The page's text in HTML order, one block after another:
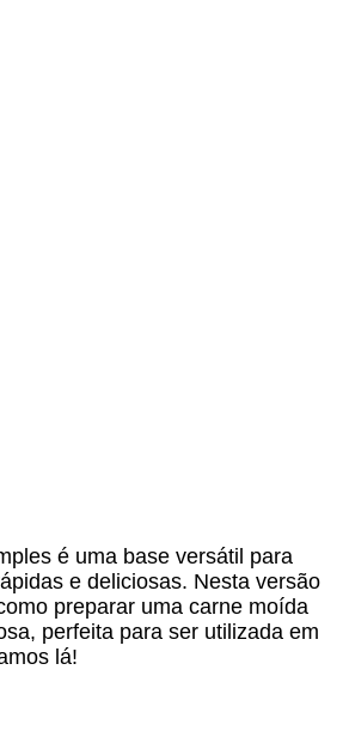
é uma base versátil para
e deliciosas. Nesta versão
preparar uma carne moída
perfeita para ser utilizada em
lá!